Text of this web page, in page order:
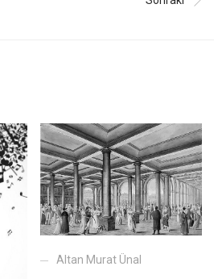
Altan Murat Ünal